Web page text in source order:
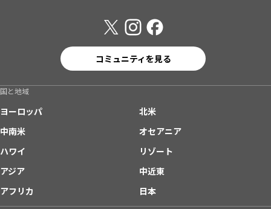
コミュニティを見る
国と地域
ヨーロッパ
北米
中南米
オセアニア
ハワイ
リゾート
アジア
中近東
アフリカ
日本